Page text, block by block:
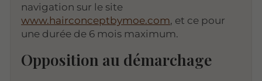
navigation sur le site
www.hairconceptbymoe.com, et ce pour
une durée de 6 mois maximum.
Opposition au démarchage